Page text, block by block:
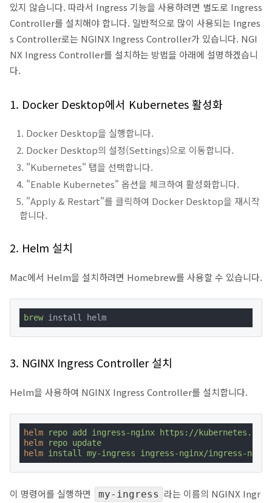
있지 않습니다. 따라서 Ingress 기능을 사용하려면 별도로 Ingress
Controller를 설치해야 합니다. 일반적으로 많이 사용되는 Ingres
s Controller로는 NGINX Ingress Controller가 있습니다. NGI
NX Ingress Controller를 설치하는 방법을 아래에 설명하겠습니
다.
1. Docker Desktop에서 Kubernetes 활성화
Docker Desktop을 실행합니다.
Docker Desktop의 설정(Settings)으로 이동합니다.
"Kubernetes" 탭을 선택합니다.
"Enable Kubernetes" 옵션을 체크하여 활성화합니다.
"Apply & Restart"를 클릭하여 Docker Desktop을 재시작
합니다.
2. Helm 설치
Mac에서 Helm을 설치하려면 Homebrew를 사용할 수 있습니다.
brew install helm
3. NGINX Ingress Controller 설치
Helm을 사용하여 NGINX Ingress Controller를 설치합니다.
helm
repo add ingress-nginx https://
helm
repo update
helm install my-ingress ingress-nginx/ingress-nginx
이 명령어를 실행하면 my-ingress 라는 이름의 NGINX Ingr